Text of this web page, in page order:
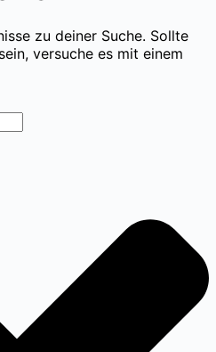
zu deiner Suche. Sollte
versuche es mit einem